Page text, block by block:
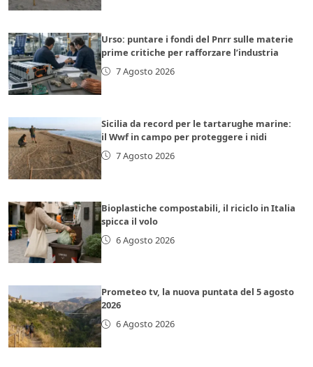
Urso: puntare i fondi del Pnrr sulle materie
prime critiche per rafforzare l’industria
7 Agosto 2026
Sicilia da record per le tartarughe marine:
il Wwf in campo per proteggere i nidi
7 Agosto 2026
Bioplastiche compostabili, il riciclo in Italia
spicca il volo
6 Agosto 2026
Prometeo tv, la nuova puntata del 5 agosto
2026
6 Agosto 2026